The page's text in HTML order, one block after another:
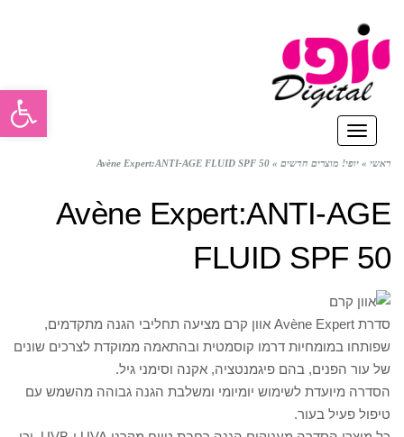
תפריט
ראשי » יופי! מוצרים חדשים »
Avène Expert:ANTI-AGE FLUID SPF 50
Avène Expert:ANTI-AGE
FLUID SPF 50
סדרת Avène Expert אוון קרם מציעה תחליבי הגנה מתקדמים,
שפותחו במומחיות דרמו קוסמטית ובהתאמה ממוקדת לצרכים שונים
של עור הפנים, בהם פיגמנטציה, אקנה וסימני גיל.
הסדרה מיועדת לשימוש יומיומי ומשלבת הגנה גבוהה מהשמש עם
טיפול פעיל בעור.
פתח